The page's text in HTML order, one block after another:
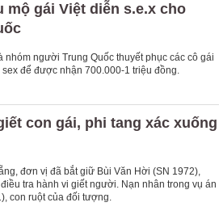
mộ gái Việt diễn s.e.x cho
nhóm người Trung Quốc thuyết phục các cô gái
để được nhận 700.000-1 triệu đồng.
con gái, phi tang xác xuống
đơn vị đã bắt giữ Bùi Văn Hời (SN 1972),
tra hành vi giết người. Nạn nhân trong vụ án
con ruột của đối tượng.